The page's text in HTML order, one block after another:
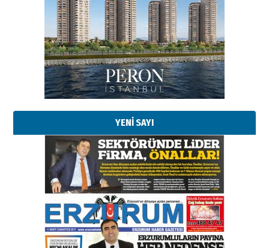
YENİ SAYI
Esat BİNDESEN
Başkan Sekmen’den Erzurum’a
bir vizyon proje daha!
02 Ağustos 2026 Pazar
Kadir SABUNCUOĞLU
Erzurumspor’un köşe taşları
29 Haziran 2026 Pazartesi
Kenan GÜLERCİ
Murat Şahsuvaroğlu ERKON’da
çıtayı yukarı taşırken,
yönetimdekiler aşağı
çekmemeli!
17 Şubat 2026 SalıOrhan BOZKURT
Bir fotoğraf, bir şehir, bir
gazeteci… Dizginler kimin
elinde?
31 Mart 2026 Salı
A. Berhan Yılmaz